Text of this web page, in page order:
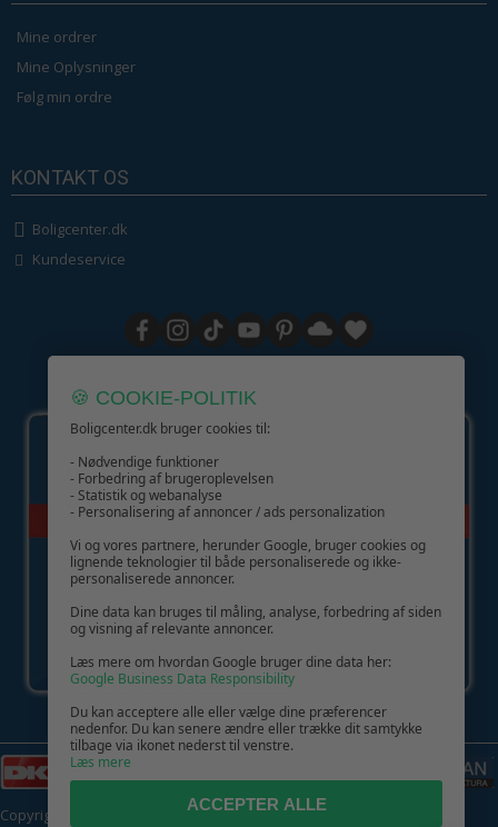
Mine ordrer
Mine Oplysninger
Følg min ordre
KONTAKT OS
Boligcenter.dk
Kundeservice
GIV GLÆDE MED ET GAVEKORT!
Copyright © 2026 | CVR: DK41222093 | Alle rettigheder forbeholdes |
🍪 COOKIE-POLITIK
Boligcenter.dk bruger cookies til:
- Nødvendige funktioner
- Forbedring af brugeroplevelsen
- Statistik og webanalyse
- Personalisering af annoncer / ads personalization
Vi og vores partnere, herunder Google, bruger cookies og
lignende teknologier til både personaliserede og ikke-
personaliserede annoncer.
Dine data kan bruges til måling, analyse, forbedring af siden
og visning af relevante annoncer.
Læs mere om hvordan Google bruger dine data her:
Google Business Data Responsibility
Du kan acceptere alle eller vælge dine præferencer
nedenfor. Du kan senere ændre eller trække dit samtykke
tilbage via ikonet nederst til venstre.
Læs mere
ACCEPTER ALLE